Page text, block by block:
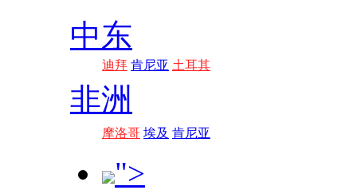
中东
迪拜 肯尼亚 土耳其
非洲
摩洛哥 埃及 肯尼亚
">